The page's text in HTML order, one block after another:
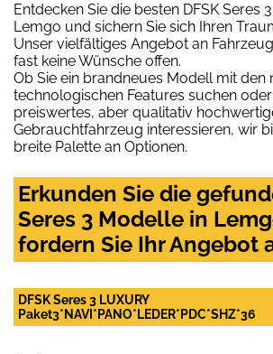
Entdecken Sie die besten DFSK Seres
Lemgo und sichern Sie sich Ihren
Unser vielfältiges Angebot an
fast keine Wünsche offen.
Ob Sie ein brandneues Modell mit den
technologischen Features suchen
preiswertes, aber qualitativ
Gebrauchtfahrzeug interessieren, wir
breite Palette an Optionen.
Erkunden Sie die
Seres 3 Modelle in
fordern Sie Ihr Angebot
DFSK Seres 3 LUXURY
Paket3*NAVI*PANO*LEDER*PDC*SHZ*36